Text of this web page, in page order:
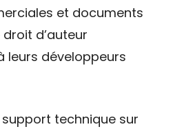
et documents
d’auteur
leurs développeurs
technique sur